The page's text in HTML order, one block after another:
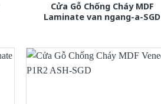
Cửa Gỗ Chống Cháy MDF
Laminate van ngang-a-SGD